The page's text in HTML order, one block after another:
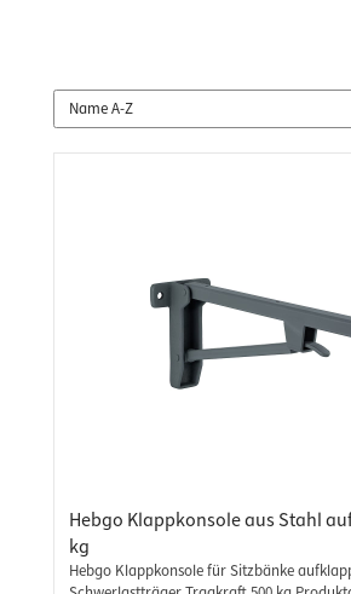
Hebgo Klappkonsole aus Stahl
kg
Hebgo Klappkonsole für Sitzbänke